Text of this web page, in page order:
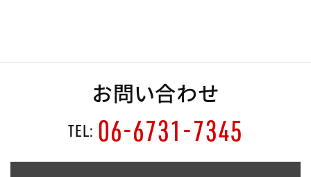
お問い合わせ
TEL: 06-6731-7345